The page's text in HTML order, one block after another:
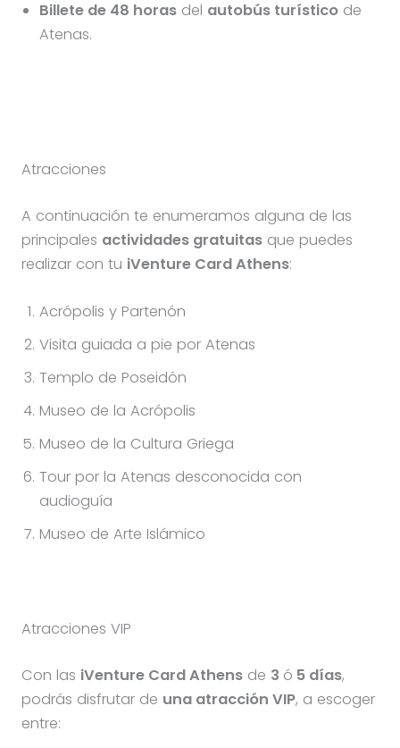
Billete de 48 horasdel autobús turísticode
Atenas.
Atracciones
A continuación te enumeramos alguna de las
principales actividades gratuitasque puedes
realizar con tu iVenture Card Athens:
Acrópolis y Partenón
Visita guiada a pie por Atenas
Templo de Poseidón
Museo de la Acrópolis
Museo de la Cultura Griega
Tour por la Atenas desconocida con
audioguía
Museo de Arte Islámico
Atracciones VIP
Con las iVenture Card Athensde 3 ó 5 días,
podrás disfrutar de una atracción VIP, a escoger
entre: